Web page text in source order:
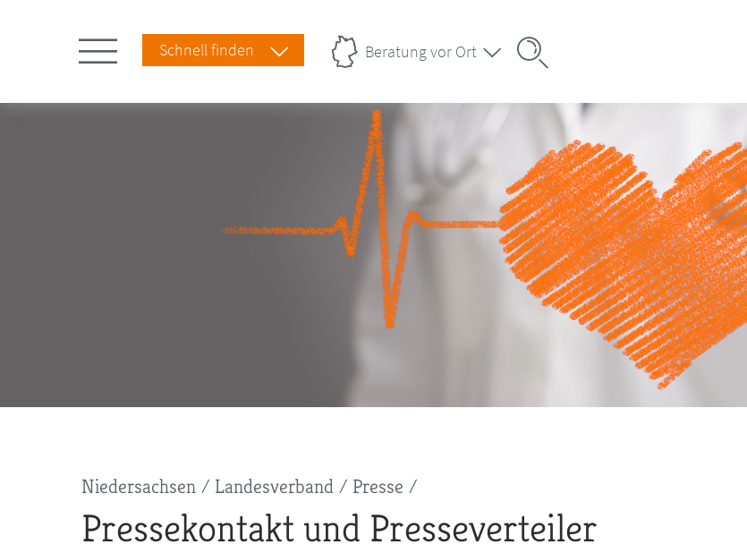
Schnell finden Beratung vor Ort
Pfadnavigation
Niedersachsen Landesverband Presse
Pressekontakt und Presseverteiler